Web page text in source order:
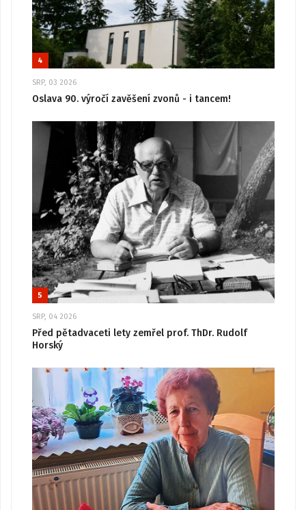
4
SRP, 03 2026
Oslava 90. výročí zavěšení zvonů - i tancem!
5
SRP, 04 2026
Před pětadvaceti lety zemřel prof. ThDr. Rudolf
Horský